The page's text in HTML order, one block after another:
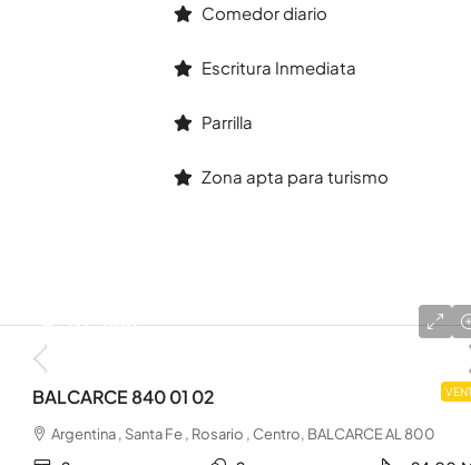
Comedor diario
Escritura Inmediata
Parrilla
Zona apta para turismo
u$s 165.000
BALCARCE 840 01 02
Argentina , Santa Fe , Rosario , Centro, BALCARCE AL 800